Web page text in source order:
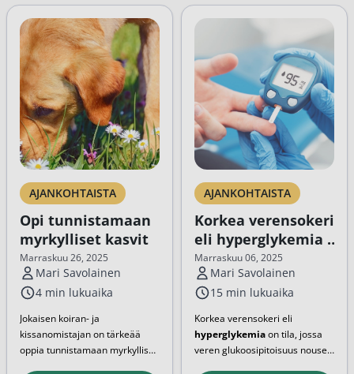
suosituksensa eri ihotyypeille.
Pian sinunkin
ihonhoitorutiinistasi...
vaihtelee, ja lisäksi syvän unen
määrä vaikuttaa
AJANKOHTAISTA
Opi tunnistamaan
myrkylliset kasvit
Marraskuu 26, 2025
Mari Savolainen
4 min lukuaika
Jokaisen koiran- ja
kissanomistajan on tärkeää
oppia tunnistamaan myrkylliset
AJANKOHTAISTA
Korkea verensokeri
eli hyperglykemia –
mitä se tarkoittaa
ja miten toimia?
Marraskuu 06, 2025
Mari Savolainen
15 min lukuaika
Korkea verensokeri eli
hyperglykemiaon tila, jossa
veren glukoosipitoisuus nousee